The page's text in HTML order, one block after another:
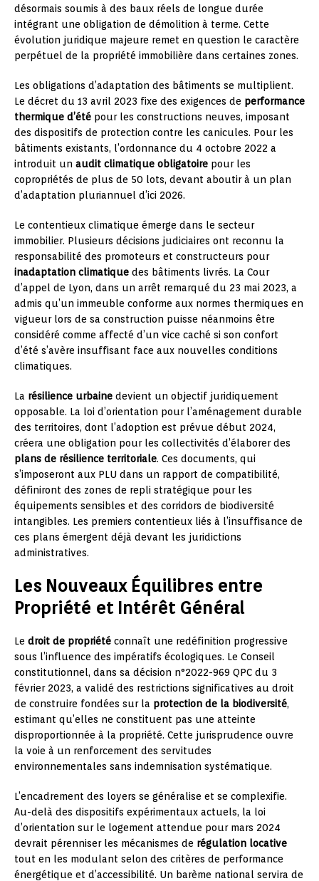
désormais soumis à des baux réels de longue durée
intégrant une obligation de démolition à terme. Cette
évolution juridique majeure remet en question le caractère
perpétuel de la propriété immobilière dans certaines zones.
Les obligations d’adaptation des bâtiments se multiplient.
Le décret du 13 avril 2023 fixe des exigences de performance
thermique d’été pour les constructions neuves, imposant
des dispositifs de protection contre les canicules. Pour les
bâtiments existants, l’ordonnance du 4 octobre 2022 a
introduit un audit climatique obligatoire pour les
copropriétés de plus de 50 lots, devant aboutir à un plan
d’adaptation pluriannuel d’ici 2026.
Le contentieux climatique émerge dans le secteur
immobilier. Plusieurs décisions judiciaires ont reconnu la
responsabilité des promoteurs et constructeurs pour
inadaptation climatique des bâtiments livrés. La Cour
d’appel de Lyon, dans un arrêt remarqué du 23 mai 2023, a
admis qu’un immeuble conforme aux normes thermiques en
vigueur lors de sa construction puisse néanmoins être
considéré comme affecté d’un vice caché si son confort
d’été s’avère insuffisant face aux nouvelles conditions
climatiques.
La résilience urbaine devient un objectif juridiquement
opposable. La loi d’orientation pour l’aménagement durable
des territoires, dont l’adoption est prévue début 2024,
créera une obligation pour les collectivités d’élaborer des
plans de résilience territoriale. Ces documents, qui
s’imposeront aux PLU dans un rapport de compatibilité,
définiront des zones de repli stratégique pour les
équipements sensibles et des corridors de biodiversité
intangibles. Les premiers contentieux liés à l’insuffisance de
ces plans émergent déjà devant les juridictions
administratives.
Les Nouveaux Équilibres entre
Propriété et Intérêt Général
Le droit de propriété connaît une redéfinition progressive
sous l’influence des impératifs écologiques. Le Conseil
constitutionnel, dans sa décision n°2022-969 QPC du 3
février 2023, a validé des restrictions significatives au droit
de construire fondées sur la protection de la biodiversité,
estimant qu’elles ne constituent pas une atteinte
disproportionnée à la propriété. Cette jurisprudence ouvre
la voie à un renforcement des servitudes
environnementales sans indemnisation systématique.
L’encadrement des loyers se généralise et se complexifie.
Au-delà des dispositifs expérimentaux actuels, la loi
d’orientation sur le logement attendue pour mars 2024
devrait pérenniser les mécanismes de régulation locative
tout en les modulant selon des critères de performance
énergétique et d’accessibilité. Un barème national servira de